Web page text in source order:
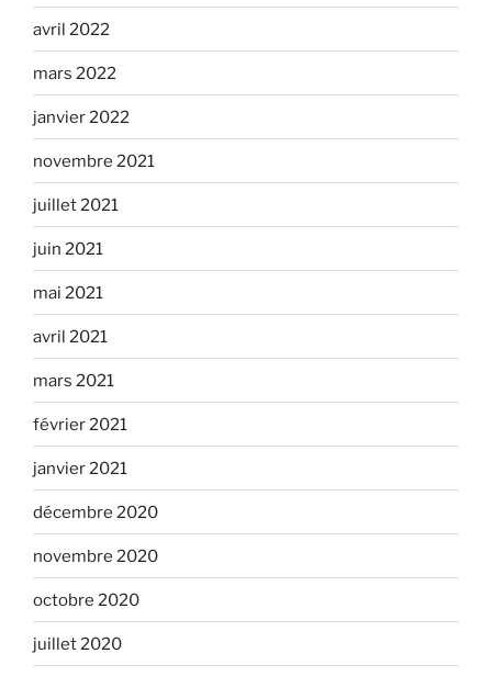
avril 2022
mars 2022
janvier 2022
novembre 2021
juillet 2021
juin 2021
mai 2021
avril 2021
mars 2021
février 2021
janvier 2021
décembre 2020
novembre 2020
octobre 2020
juillet 2020